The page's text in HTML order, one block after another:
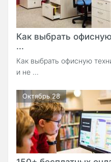
Как выбрать
...
Как выбрать офисную
и не ...
Октябрь 28